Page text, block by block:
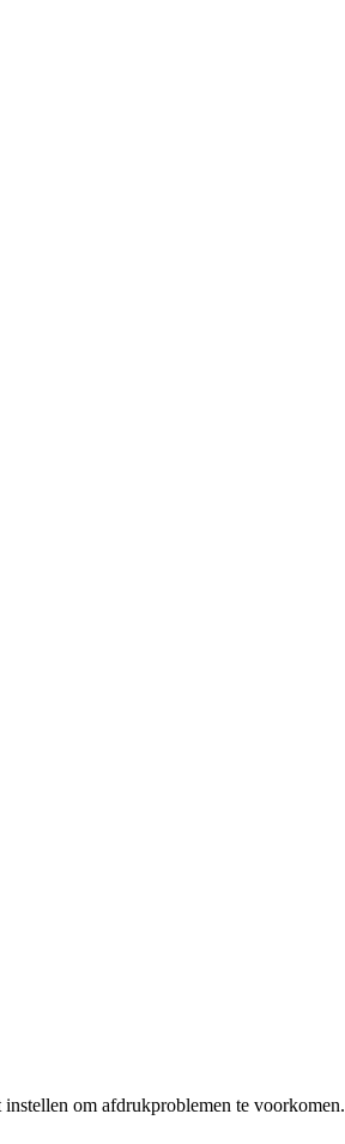
om afdrukproblemen te voorkomen.